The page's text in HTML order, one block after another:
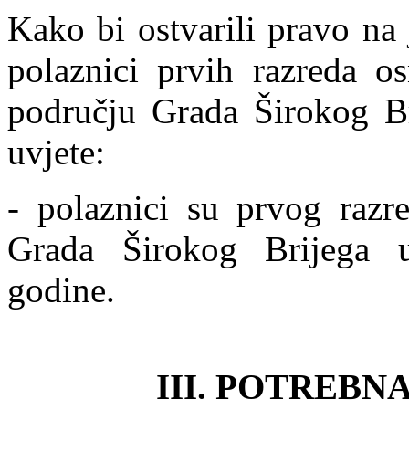
Kako bi ostvarili pravo na
polaznici prvih razreda
području Grada Širokog
uvjete:
- polaznici su prvog
Grada Širokog Brijega
godine.
III.